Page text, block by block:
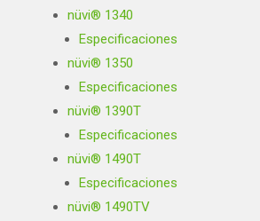
nüvi® 1340
Especificaciones
nüvi® 1350
Especificaciones
nüvi® 1390T
Especificaciones
nüvi® 1490T
Especificaciones
nüvi® 1490TV